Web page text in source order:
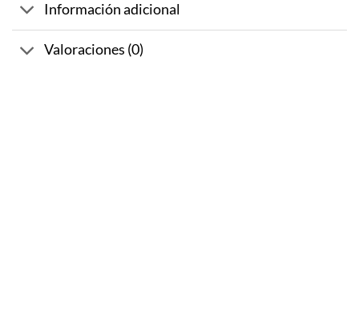
Información adicional
Valoraciones (0)